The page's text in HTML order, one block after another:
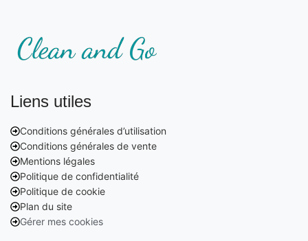
Liens utiles
Conditions générales d’utilisation
Conditions générales de vente
Mentions légales
Politique de confidentialité
Politique de cookie
Plan du site
Gérer mes cookies